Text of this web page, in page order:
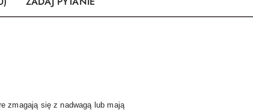
zmagają się z nadwagą lub mają